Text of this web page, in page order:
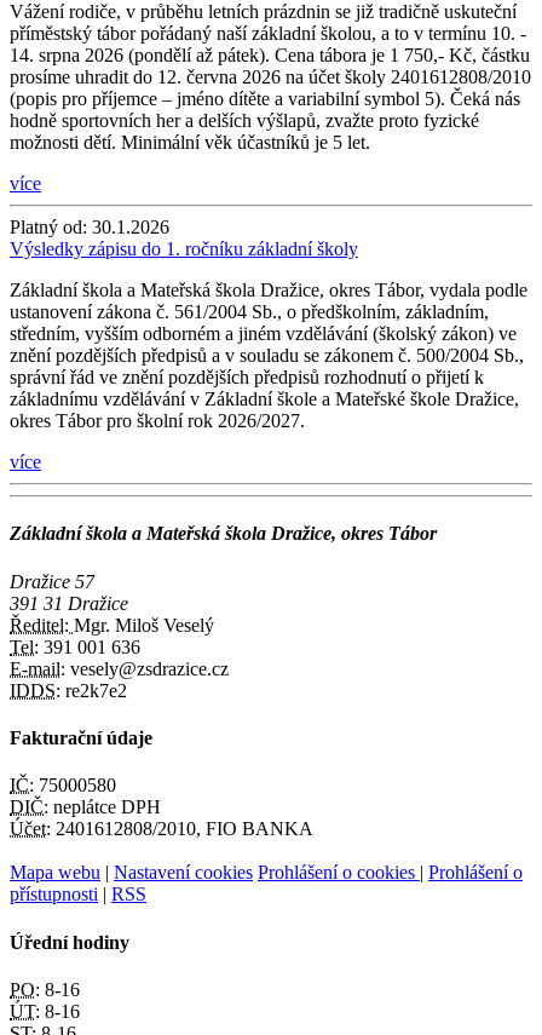
Vážení rodiče, v průběhu letních prázdnin se již tradičně uskuteční
příměstský tábor pořádaný naší základní školou, a to v termínu 10. -
14. srpna 2026 (pondělí až pátek). Cena tábora je 1 750,- Kč, částku
prosíme uhradit do 12. června 2026 na účet školy 2401612808/2010
(popis pro příjemce – jméno dítěte a variabilní symbol 5). Čeká nás
hodně sportovních her a delších výšlapů, zvažte proto fyzické
možnosti dětí. Minimální věk účastníků je 5 let.
více
Platný od: 30.1.2026
Výsledky zápisu do 1. ročníku základní školy
Základní škola a Mateřská škola Dražice, okres Tábor, vydala podle
ustanovení zákona č. 561/2004 Sb., o předškolním, základním,
středním, vyšším odborném a jiném vzdělávání (školský zákon) ve
znění pozdějších předpisů a v souladu se zákonem č. 500/2004 Sb.,
správní řád ve znění pozdějších předpisů rozhodnutí o přijetí k
základnímu vzdělávání v Základní škole a Mateřské škole Dražice,
okres Tábor pro školní rok 2026/2027.
více
Základní škola a Mateřská škola Dražice, okres Tábor
Dražice 57
391 31 Dražice
Ředitel: Mgr. Miloš Veselý
Tel: 391 001 636
E-mail: vesely@zsdrazice.cz
IDDS: re2k7e2
Fakturační údaje
IČ: 75000580
DIČ: neplátce DPH
Účet: 2401612808/2010, FIO BANKA
Mapa webu | Nastavení cookies Prohlášení o cookies | Prohlášení o
přístupnosti | RSS
Úřední hodiny
PO: 8-16
ÚT: 8-16